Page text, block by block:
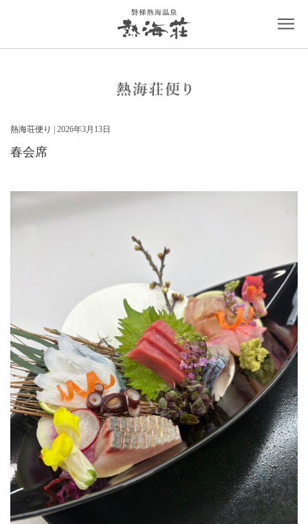
熱海荘便り | 2026年3月13日
春会席